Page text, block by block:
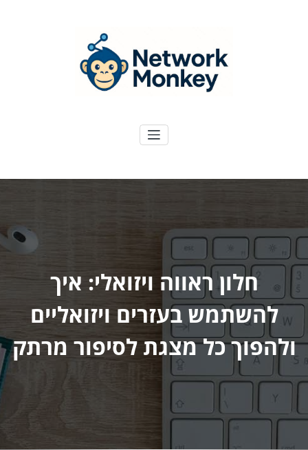
חלון ראווה ויזואלי: איך
להשתמש בעזרים ויזואליים
ולהפוך כל מצגת לסיפור מרתק